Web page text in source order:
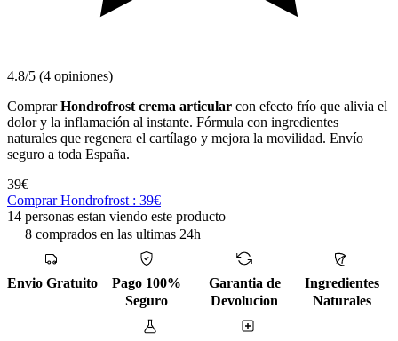
4.8/5 (4 opiniones)
ComprarHondrofrost crema articular con efecto frío que alivia el
dolor y la inflamación al instante. Fórmula con ingredientes
naturales que regenera el cartílago y mejora la movilidad. Envío
seguro a toda España.
39€
Comprar Hondrofrost : 39€
14 personas estan viendo este producto
8 comprados en las ultimas 24h
Envio Gratuito
Pago 100%
Seguro
Garantia de
Devolucion
Ingredientes
Naturales